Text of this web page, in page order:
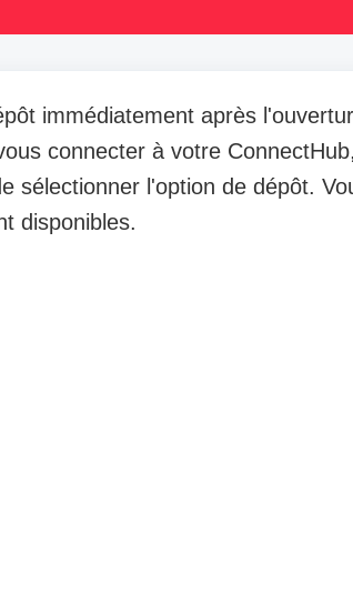
immédiatement après
connecter à votre
sélectionner l'option de dépôt.
disponibles.